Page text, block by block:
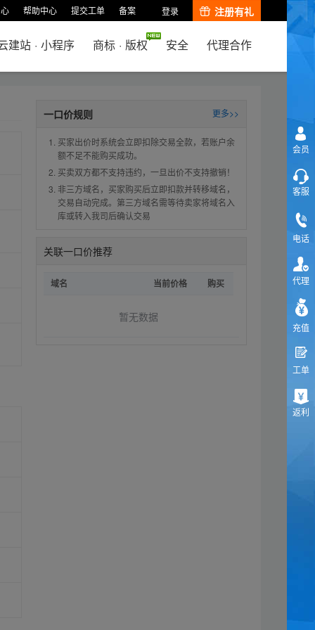
帮助中心 提交工单 备案 登录 注册有礼
建站 · 小程序 商标 · 版权 安全 代理合作
一口价规则 更多>>
买家出价时系统会立即扣除交易全款，若账户余
额不足不能购买成功。
买卖双方都不支持违约，一旦出价不支持撤销！
非三方域名，买家购买后立即扣款并转移域名，
交易自动完成。第三方域名需等待卖家将域名入
库或转入我司后确认交易
关联一口价推荐
域名 当前价格 购买
暂无数据
会员
客服
电话
代理
充值
工单
返利